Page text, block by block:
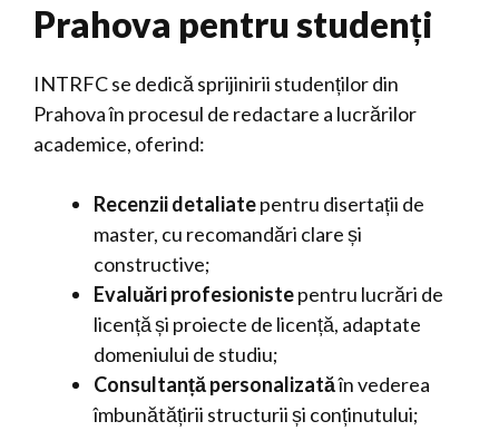
Prahova pentru studenți
INTRFC se dedică sprijinirii studenților din
Prahova în procesul de redactare a lucrărilor
academice, oferind:
Recenzii detaliatepentru disertații de
master, cu recomandări clare și
constructive;
Evaluări profesionistepentru lucrări de
licență și proiecte de licență, adaptate
domeniului de studiu;
Consultanță personalizatăîn vederea
îmbunătățirii structurii și conținutului;